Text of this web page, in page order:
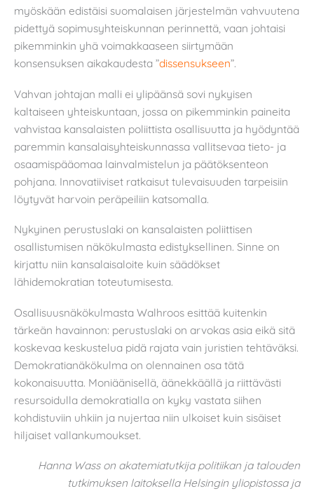
myöskään edistäisi suomalaisen järjestelmän vahvuutena
pidettyä sopimusyhteiskunnan perinnettä, vaan johtaisi
pikemminkin yhä voimakkaaseen siirtymään
konsensuksen aikakaudesta ”dissensukseen”.
Vahvan johtajan malli ei ylipäänsä sovi nykyisen
kaltaiseen yhteiskuntaan, jossa on pikemminkin paineita
vahvistaa kansalaisten poliittista osallisuutta ja hyödyntää
paremmin kansalaisyhteiskunnassa vallitsevaa tieto- ja
osaamispääomaa lainvalmistelun ja päätöksenteon
pohjana. Innovatiiviset ratkaisut tulevaisuuden tarpeisiin
löytyvät harvoin peräpeiliin katsomalla.
Nykyinen perustuslaki on kansalaisten poliittisen
osallistumisen näkökulmasta edistyksellinen. Sinne on
kirjattu niin kansalaisaloite kuin säädökset
lähidemokratian toteutumisesta.
Osallisuusnäkökulmasta Walhroos esittää kuitenkin
tärkeän havainnon: perustuslaki on arvokas asia eikä sitä
koskevaa keskustelua pidä rajata vain juristien tehtäväksi.
Demokratianäkökulma on olennainen osa tätä
kokonaisuutta. Moniäänisellä, äänekkäällä ja riittävästi
resursoidulla demokratialla on kyky vastata siihen
kohdistuviin uhkiin ja nujertaa niin ulkoiset kuin sisäiset
hiljaiset vallankumoukset.
Hanna Wass on akatemiatutkija politiikan ja talouden
tutkimuksen laitoksella Helsingin yliopistossa ja